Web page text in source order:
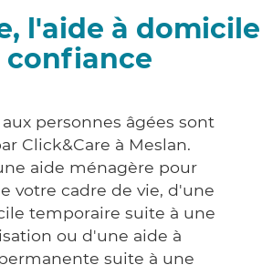
l'aide à domicile
confiance
aux personnes âgées sont
Click&Care à Meslan.
aide ménagère pour
votre cadre de vie, d'une
temporaire suite à une
ou d'une aide à
suite à une